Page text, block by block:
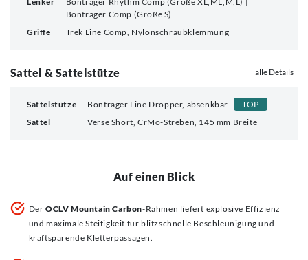
Bontrager Comp (Größe S)
Griffe
Trek Line Comp, Nylonschraubklemmung
Sattel & Sattelstütze alle Details
Sattelstütze Bontrager Line Dropper, absenkbar
TOP
Sattel
Verse Short, CrMo-Streben, 145 mm Breite
Auf einen Blick
DerOCLV Mountain Carbon-Rahmen liefert explosive Effizienz
und maximale Steifigkeit für blitzschnelle Beschleunigung und
kraftsparende Kletterpassagen.